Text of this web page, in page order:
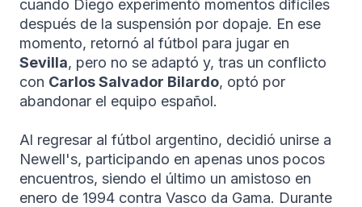
cuando Diego experimentó momentos difíciles
después de la suspensión por dopaje. En ese
momento, retornó al fútbol para jugar en
Sevilla, pero no se adaptó y, tras un conflicto
con Carlos Salvador Bilardo, optó por
abandonar el equipo español.
Al regresar al fútbol argentino, decidió unirse a
Newell's, participando en apenas unos pocos
encuentros, siendo el último un amistoso en
enero de 1994 contra Vasco da Gama. Durante